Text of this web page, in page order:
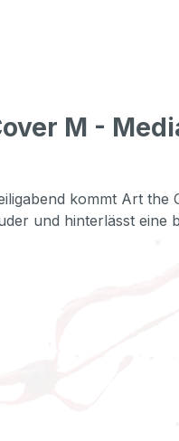
M -
kommt Art the
und hinterlässt eine